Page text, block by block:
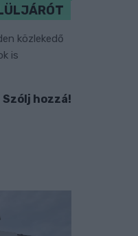
közlekedő
is
Szólj hozzá!